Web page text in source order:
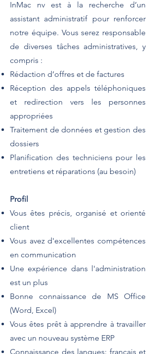
InMac nv est à la recherche d’un
assistant administratif pour renforcer
notre équipe. Vous serez responsable
de diverses tâches administratives, y
compris :
Rédaction d’offres et de factures
Réception des appels téléphoniques
et redirection vers les personnes
appropriées
Traitement de données et gestion des
dossiers
Planification des techniciens pour les
entretiens et réparations (au besoin)
Profil
Vous êtes précis, organisé et orienté
client
Vous avez d'excellentes compétences
en communication
Une expérience dans l'administration
est un plus
Bonne connaissance de MS Office
(Word, Excel)
Vous êtes prêt à apprendre à travailler
avec un nouveau système ERP
Connaissance des langues: français et